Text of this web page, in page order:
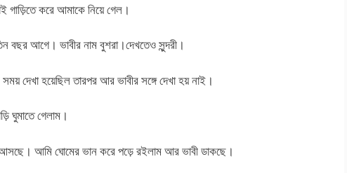
গাড়িতে করে আমাকে নিয়ে গেল।
বছর আগে। ভাবীর নাম বুশরা।দেখতেও সুন্দরী।
দেখা হয়েছিল তারপর আর ভাবীর সঙ্গে দেখা হয় নাই।
ঘুমাতে গেলাম।
আমি ঘোমের ভান করে পড়ে রইলাম আর ভাবী ডাকছে।